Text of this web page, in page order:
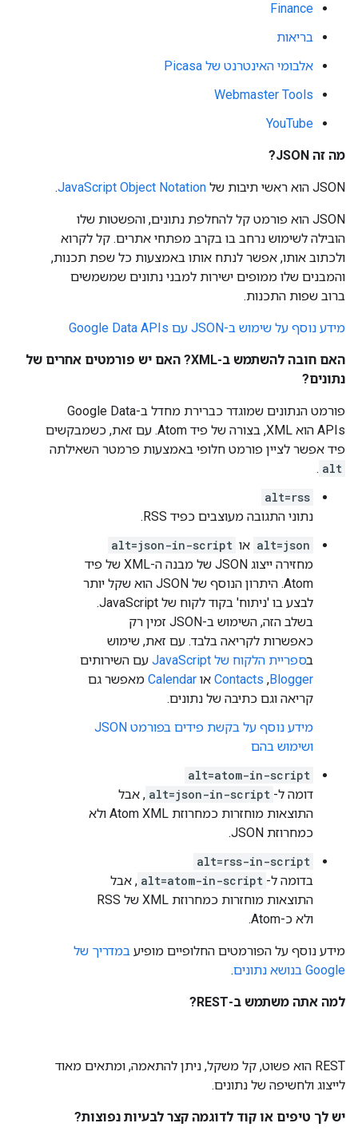
Finance
בריאות
אלבומי האינטרנט של Picasa
Webmaster Tools
YouTube
מה זה JSON?
‫JSON הוא ראשי תיבות של JavaScript Object Notation
.
‫JSON הוא פורמט קל להחלפת נתונים, והפשטות שלו
הובילה לשימוש נרחב בו בקרב מפתחי אתרים. קל לקרוא
ולכתוב אותו, אפשר לנתח אותו באמצעות כל שפת תכנות,
והמבנים שלו ממופים ישירות למבני נתונים שמשמשים
ברוב שפות התכנות.
מידע נוסף על שימוש ב-JSON עם Google Data APIs
האם חובה להשתמש ב-XML? האם יש פורמטים אחרים של
נתונים?
פורמט הנתונים שמוגדר כברירת מחדל ב-Google Data
APIs הוא XML, בצורה של פיד Atom. עם זאת, כשמבקשים
פיד אפשר לציין פורמט חלופי באמצעות פרמטר השאילתה
alt
.
alt=rss
נתוני התגובה מעוצבים כפיד RSS.
alt=json או alt=json-in-script
מחזירה ייצוג JSON של מבנה ה-XML של פיד
Atom. היתרון הנוסף של JSON הוא שקל יותר
לבצע בו 'ניתוח' בקוד לקוח של JavaScript.
בשלב הזה, השימוש ב-JSON זמין רק
כאפשרות לקריאה בלבד. עם זאת, שימוש
בספריית הלקוח של JavaScript
עם השירותים
Blogger
,‏
Contacts או Calendar מאפשר גם
קריאה וגם כתיבה של נתונים.
מידע נוסף על בקשת פידים בפורמט JSON
ושימוש בהם
alt=atom-in-script
דומה ל- alt=json-in-script , אבל
התוצאות מוחזרות כמחרוזת Atom XML ולא
כמחרוזת JSON.
alt=rss-in-script
בדומה ל- alt=atom-in-script , אבל
התוצאות מוחזרות כמחרוזת XML של RSS
ולא כ-Atom.
מידע נוסף על הפורמטים החלופיים מופיע במדריך של
Google בנושא נתונים
.
למה אתה משתמש ב-REST?
REST הוא פשוט, קל משקל, ניתן להתאמה, ומתאים מאוד
לייצוג ולחשיפה של נתונים.
יש לך טיפים או קוד לדוגמה קצר לבעיות נפוצות?